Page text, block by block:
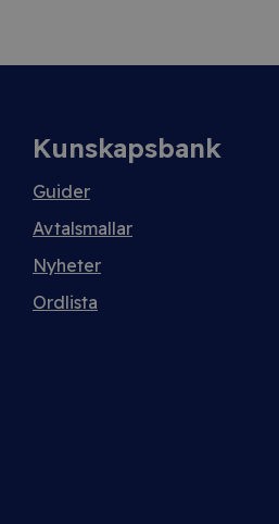
Kunskapsbank
Guider
Avtalsmallar
Nyheter
Ordlista